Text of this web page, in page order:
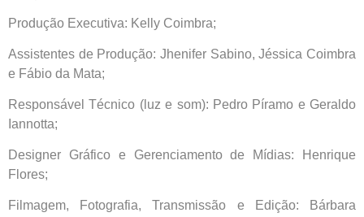
Produção Executiva: Kelly Coimbra;
Assistentes de Produção: Jhenifer Sabino, Jéssica Coimbra
e Fábio da Mata;
Responsável Técnico (luz e som): Pedro Píramo e Geraldo
Iannotta;
Designer Gráfico e Gerenciamento de Mídias: Henrique
Flores;
Filmagem, Fotografia, Transmissão e Edição: Bárbara